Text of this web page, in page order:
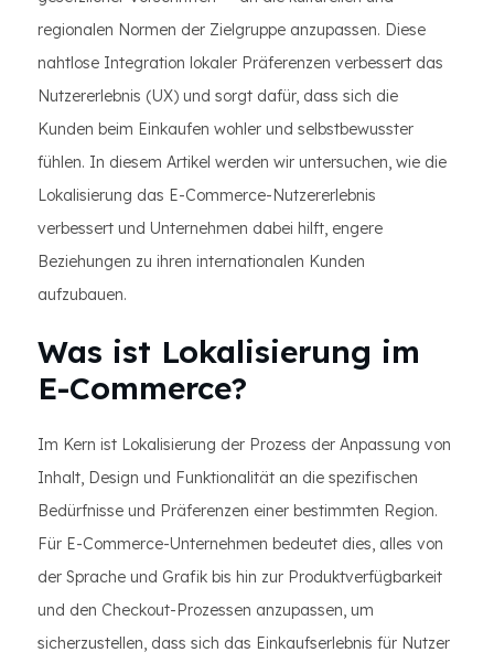
regionalen Normen der Zielgruppe anzupassen. Diese
nahtlose Integration lokaler Präferenzen verbessert das
Nutzererlebnis (UX) und sorgt dafür, dass sich die
Kunden beim Einkaufen wohler und selbstbewusster
fühlen. In diesem Artikel werden wir untersuchen, wie die
Lokalisierung das E-Commerce-Nutzererlebnis
verbessert und Unternehmen dabei hilft, engere
Beziehungen zu ihren internationalen Kunden
aufzubauen.
Was ist Lokalisierung im
E-Commerce?
Im Kern ist Lokalisierung der Prozess der Anpassung von
Inhalt, Design und Funktionalität an die spezifischen
Bedürfnisse und Präferenzen einer bestimmten Region.
Für E-Commerce-Unternehmen bedeutet dies, alles von
der Sprache und Grafik bis hin zur Produktverfügbarkeit
und den Checkout-Prozessen anzupassen, um
sicherzustellen, dass sich das Einkaufserlebnis für Nutzer